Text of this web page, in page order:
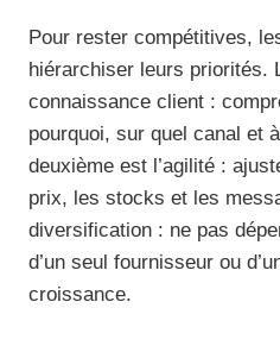
Pour rester compétitives,
hiérarchiser leurs priorités.
connaissance client :
pourquoi, sur quel canal et
deuxième est l’agilité :
prix, les stocks et les
diversification : ne pas
d’un seul fournisseur ou
croissance.